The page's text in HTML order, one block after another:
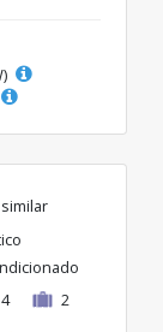
4 2